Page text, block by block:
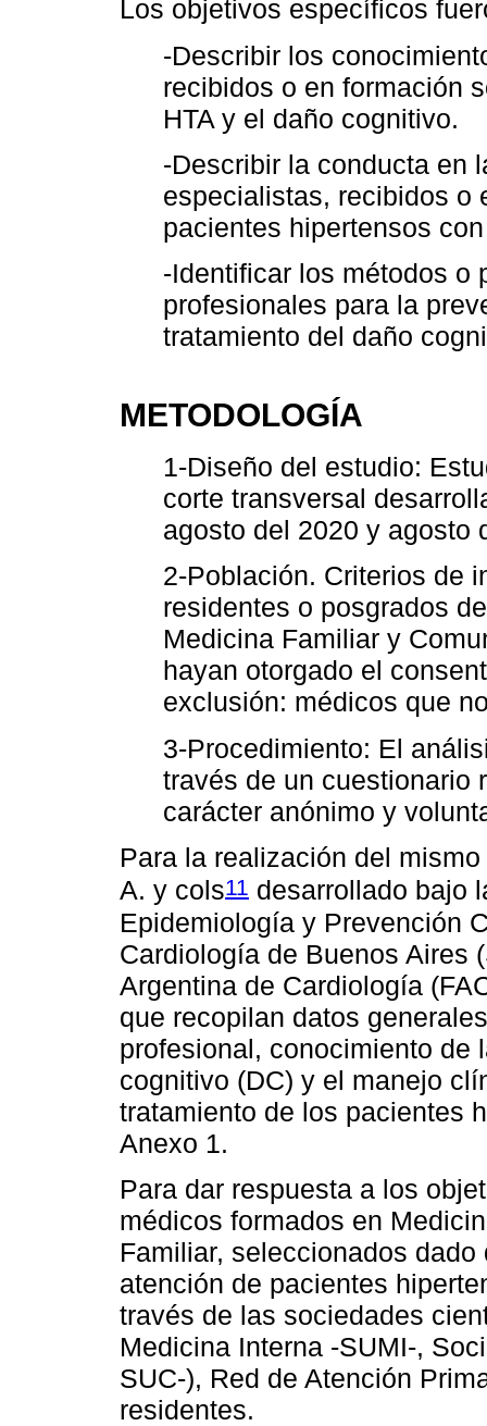
Los objetivos específicos
-Describir los
recibidos o en formación
HTA y el daño cognitivo.
-Describir la conducta en
especialistas, recibidos o
pacientes hipertensos
-Identificar los métodos o
profesionales para la
tratamiento del daño
METODOLOGÍA
1-Diseño del estudio:
corte transversal
agosto del 2020 y agosto
2-Población. Criterios de
residentes o posgrados
Medicina Familiar y
hayan otorgado el
exclusión: médicos que
3-Procedimiento: El
través de un cuestionario
carácter anónimo y
Para la realización del
A. y cols11 desarrollado bajo
Epidemiología y Prevención
Cardiología de Buenos Aires
Argentina de Cardiología
que recopilan datos
profesional, conocimiento de
cognitivo (DC) y el manejo
tratamiento de los pacientes
Anexo 1.
Para dar respuesta a los
médicos formados en
Familiar, seleccionados
atención de pacientes
través de las sociedades
Medicina Interna -SUMI-,
SUC-), Red de Atención
residentes.